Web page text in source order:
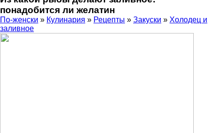
понадобится ли желатин
По-женски » Кулинария » Рецепты » Закуски » Холодец и
заливное